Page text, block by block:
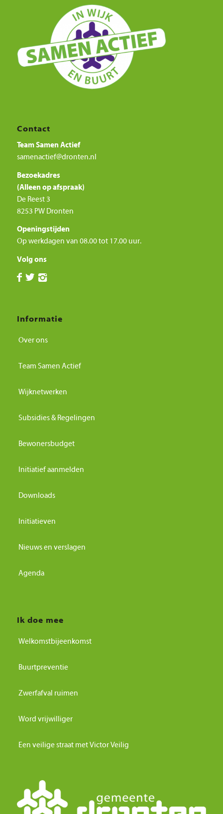
Contact
Team Samen Actief
samenactief@dronten.nl
Bezoekadres
(Alleen op afspraak)
De Reest 3
8253 PW Dronten
Openingstijden
Op werkdagen van 08.00 tot 17.00 uur.
Volg ons
Informatie
Over ons
Team Samen Actief
Wijknetwerken
Subsidies & Regelingen
Bewonersbudget
Initiatief aanmelden
Downloads
Initiatieven
Nieuws en verslagen
Agenda
Ik doe mee
Welkomstbijeenkomst
Buurtpreventie
Zwerfafval ruimen
Word vrijwilliger
Een veilige straat met Victor Veilig